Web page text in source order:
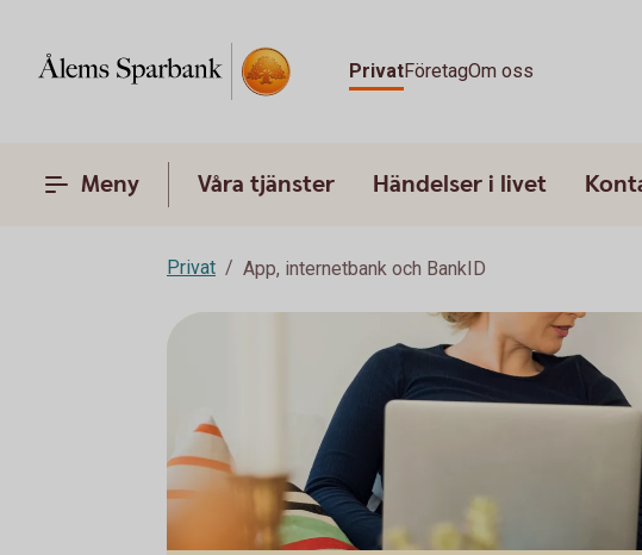
PrivatFöretagOm oss
Meny Våra tjänster Händelser i livet
Privat App, internetbank och BankID